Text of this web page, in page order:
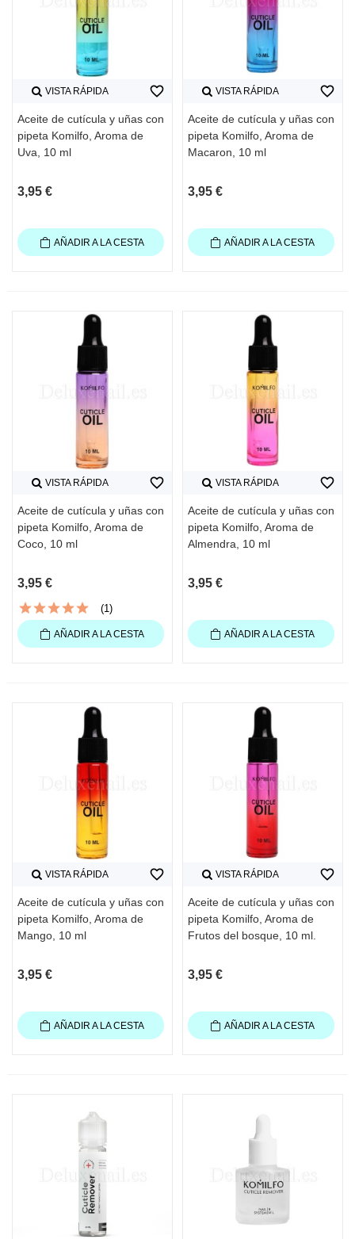
VISTA RÁPIDA
Aceite de cutícula y uñas con
pipeta Komilfo, Aroma de
Uva, 10 ml
3,95 €
favorite_border
AÑADIR A LA CESTA
VISTA RÁPIDA
Aceite de cutícula y uñas con
pipeta Komilfo, Aroma de
Macaron, 10 ml
3,95 €
favorite_border
AÑADIR A LA CESTA
VISTA RÁPIDA
Aceite de cutícula y uñas con
pipeta Komilfo, Aroma de
Coco, 10 ml
3,95 €
(1)
favorite_border
AÑADIR A LA CESTA
VISTA RÁPIDA
Aceite de cutícula y uñas con
pipeta Komilfo, Aroma de
Almendra, 10 ml
3,95 €
favorite_border
AÑADIR A LA CESTA
VISTA RÁPIDA
Aceite de cutícula y uñas con
pipeta Komilfo, Aroma de
Mango, 10 ml
3,95 €
favorite_border
AÑADIR A LA CESTA
VISTA RÁPIDA
Aceite de cutícula y uñas con
pipeta Komilfo, Aroma de
Frutos del bosque, 10 ml.
3,95 €
favorite_border
AÑADIR A LA CESTA